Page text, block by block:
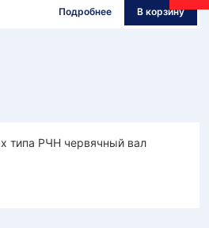
Подробнее В корзину
типа РЧН червячный вал